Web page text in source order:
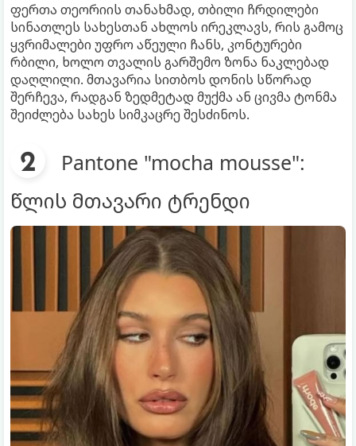
ფერთა თეორიის თანახმად, თბილი ჩრდილები
სინათლეს სახესთან ახლოს ირეკლავს, რის გამოც
ყვრიმალები უფრო აწეული ჩანს, კონტურები
რბილი, ხოლო თვალის გარშემო ზონა ნაკლებად
დაღლილი. მთავარია სითბოს დონის სწორად
შერჩევა, რადგან ზედმეტად მუქმა ან ცივმა ტონმა
შეიძლება სახეს სიმკაცრე შესძინოს.
Pantone "mocha mousse":
წლის მთავარი ტრენდი